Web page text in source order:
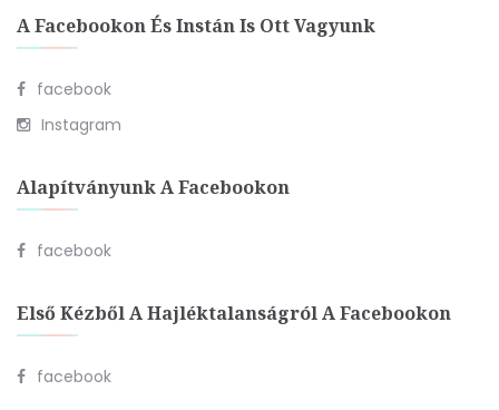
A Facebookon És Instán Is Ott Vagyunk
facebook
Instagram
Alapítványunk A Facebookon
facebook
Első Kézből A Hajléktalanságról A Facebookon
facebook